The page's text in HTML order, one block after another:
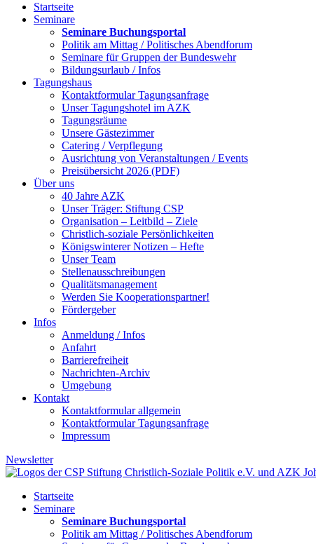
Startseite
Seminare
Seminare Buchungsportal
Politik am Mittag / Politisches Abendforum
Seminare für Gruppen der Bundeswehr
Bildungsurlaub / Infos
Tagungshaus
Kontaktformular Tagungsanfrage
Unser Tagungshotel im AZK
Tagungsräume
Unsere Gästezimmer
Catering / Verpflegung
Ausrichtung von Veranstaltungen / Events
Preisübersicht 2026 (PDF)
Über uns
40 Jahre AZK
Unser Träger: Stiftung CSP
Organisation – Leitbild – Ziele
Christlich-soziale Persönlichkeiten
Königswinterer Notizen – Hefte
Unser Team
Stellenausschreibungen
Qualitätsmanagement
Werden Sie Kooperationspartner!
Fördergeber
Infos
Anmeldung / Infos
Anfahrt
Barrierefreiheit
Nachrichten-Archiv
Umgebung
Kontakt
Kontaktformular allgemein
Kontaktformular Tagungsanfrage
Impressum
Newsletter
Startseite
Seminare
Seminare Buchungsportal
Politik am Mittag / Politisches Abendforum